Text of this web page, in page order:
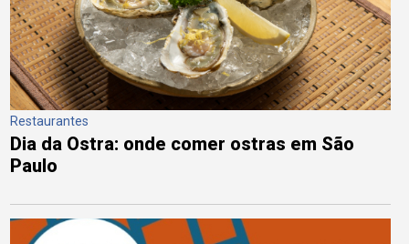
Restaurantes
Dia da Ostra: onde comer ostras em São
Paulo